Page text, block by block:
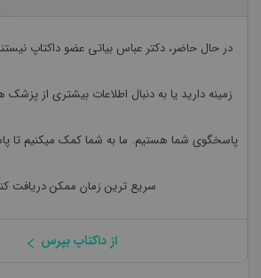
در حال حاضر، دکتر عباس بیاتی عضو داکتاپ
زمینه دارید یا به دنبال اطلاعات بیشتری از پزشک
پاسخگوی شما هستیم. ما به شما کمک میکنیم تا
سریع ترین زمان ممکن دریافت
از داکتاپ بپرس